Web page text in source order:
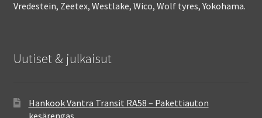
Vredestein, Zeetex, Westlake, Wico, Wolf tyres, Yokohama.
Uutiset & julkaisut
Hankook Vantra Transit RA58 – Pakettiauton
kesärengas